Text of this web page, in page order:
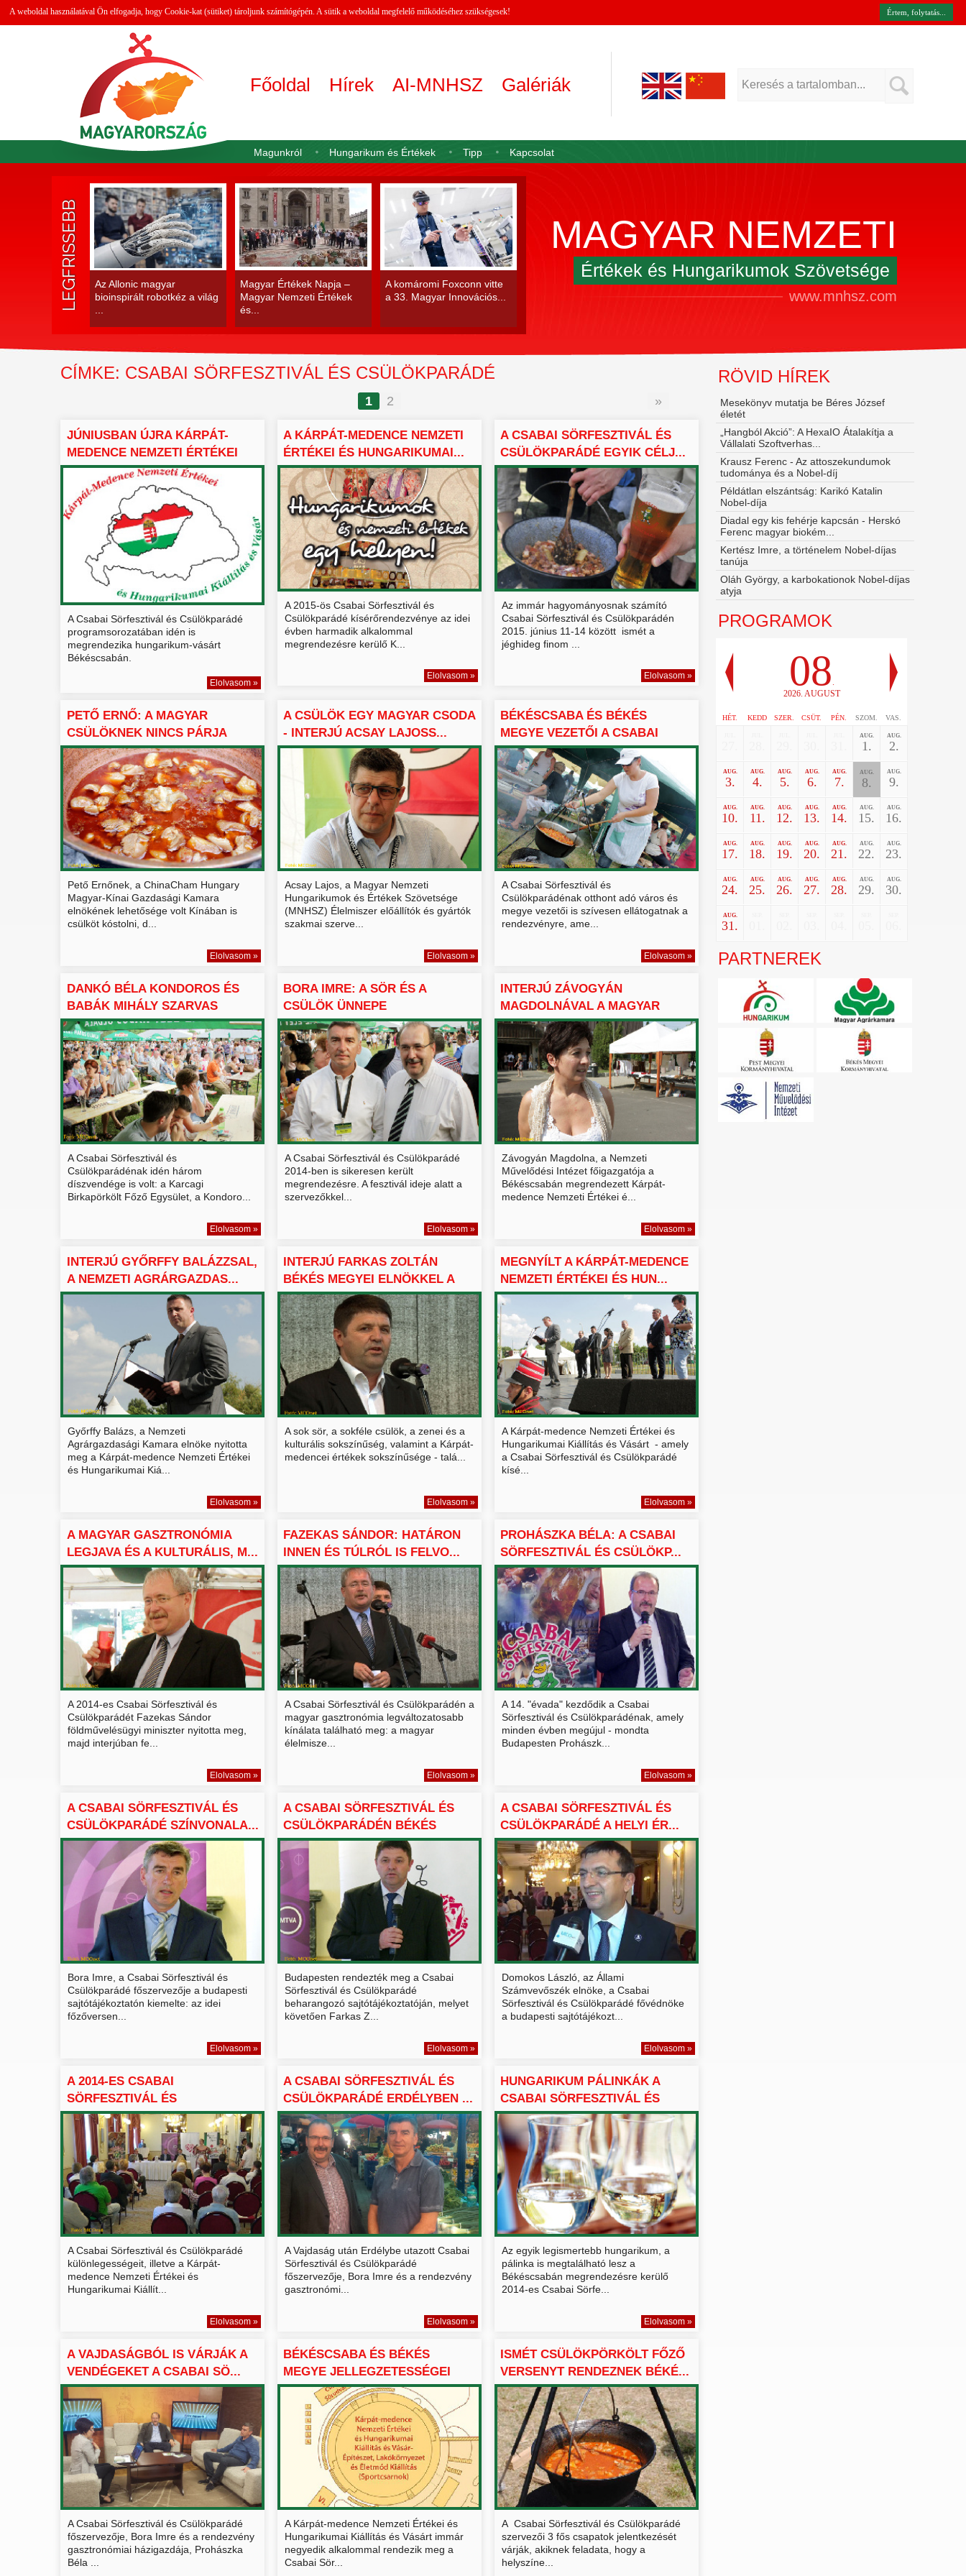
A weboldal használatával Ön elfogadja, hogy Cookie-kat (sütiket) tároljunk számítógépén. A sütik a weboldal megfelelő működéséhez szükségesek! Értem, folytatás...
Főoldal Hírek AI-MNHSZ Galériák
Magunkról Hungarikum és Értékek Tipp Kapcsolat
LEGFRISSEBB
Az Allonic magyar
bioinspirált robotkéz a világ
Magyar Értékek Napja –
Magyar Nemzeti Értékek
és...
A komáromi Foxconn vitte
a 33. Magyar Innovációs...
MAGYAR NEMZETI
Értékek és Hungarikumok Szövetsége
www.mnhsz.com
CÍMKE: CSABAI SÖRFESZTIVÁL ÉS CSÜLÖKPARÁDÉ
1 2 »
JÚNIUSBAN ÚJRA KÁRPÁT-
MEDENCE NEMZETI ÉRTÉKEI
ÉS...
A Csabai Sörfesztivál és Csülökparádé
programsorozatában idén is
megrendezika hungarikum-vásárt
Békéscsabán.
Elolvasom »
A KÁRPÁT-MEDENCE NEMZETI
ÉRTÉKEI ÉS HUNGARIKUMAI...
A 2015-ös Csabai Sörfesztivál és
Csülökparádé kísérőrendezvénye az idei
évben harmadik alkalommal
megrendezésre kerülő K...
Elolvasom »
A CSABAI SÖRFESZTIVÁL ÉS
CSÜLÖKPARÁDÉ EGYIK CÉLJ...
Az immár hagyományosnak számító
Csabai Sörfesztivál és Csülökparádén
2015. június 11-14 között ismét a
jéghideg finom ...
Elolvasom »
PETŐ ERNŐ: A MAGYAR
CSÜLÖKNEK NINCS PÁRJA
Pető Ernőnek, a ChinaCham Hungary
Magyar-Kínai Gazdasági Kamara
elnökének lehetősége volt Kínában is
csülköt kóstolni, d...
Elolvasom »
A CSÜLÖK EGY MAGYAR CSODA
- INTERJÚ ACSAY LAJOSS...
Acsay Lajos, a Magyar Nemzeti
Hungarikumok és Értékek Szövetsége
(MNHSZ) Élelmiszer előállítók és gyártók
szakmai szerve...
Elolvasom »
BÉKÉSCSABA ÉS BÉKÉS
MEGYE VEZETŐI A CSABAI
SÖRFE...
A Csabai Sörfesztivál és
Csülökparádénak otthont adó város és
megye vezetői is szívesen ellátogatnak a
rendezvényre, ame...
Elolvasom »
DANKÓ BÉLA KONDOROS ÉS
BABÁK MIHÁLY SZARVAS
POLG...
A Csabai Sörfesztivál és
Csülökparádénak idén három
díszvendége is volt: a Karcagi
Birkapörkölt Főző Egysület, a Kondoro...
Elolvasom »
BORA IMRE: A SÖR ÉS A
CSÜLÖK ÜNNEPE
BÉKÉSCSABÁN
A Csabai Sörfesztivál és Csülökparádé
2014-ben is sikeresen került
megrendezésre. A fesztivál ideje alatt a
szervezőkkel...
Elolvasom »
INTERJÚ ZÁVOGYÁN
MAGDOLNÁVAL A MAGYAR
ÉRTÉKEK VÁ...
Závogyán Magdolna, a Nemzeti
Művelődési Intézet főigazgatója a
Békéscsabán megrendezett Kárpát-
medence Nemzeti Értékei é...
Elolvasom »
INTERJÚ GYŐRFFY BALÁZZSAL,
A NEMZETI AGRÁRGAZDAS...
Győrffy Balázs, a Nemzeti
Agrárgazdasági Kamara elnöke nyitotta
meg a Kárpát-medence Nemzeti Értékei
és Hungarikumai Kiá...
Elolvasom »
INTERJÚ FARKAS ZOLTÁN
BÉKÉS MEGYEI ELNÖKKEL A
CS...
A sok sör, a sokféle csülök, a zenei és a
kulturális sokszínűség, valamint a Kárpát-
medencei értékek sokszínűsége - talá...
Elolvasom »
MEGNYÍLT A KÁRPÁT-MEDENCE
NEMZETI ÉRTÉKEI ÉS HUN...
A Kárpát-medence Nemzeti Értékei és
Hungarikumai Kiállítás és Vásárt - amely
a Csabai Sörfesztivál és Csülökparádé
kísé...
Elolvasom »
A MAGYAR GASZTRONÓMIA
LEGJAVA ÉS A KULTURÁLIS, M...
A 2014-es Csabai Sörfesztivál és
Csülökparádét Fazekas Sándor
földművelésügyi miniszter nyitotta meg,
majd interjúban fe...
Elolvasom »
FAZEKAS SÁNDOR: HATÁRON
INNEN ÉS TÚLRÓL IS FELVO...
A Csabai Sörfesztivál és Csülökparádén a
magyar gasztronómia legváltozatosabb
kínálata található meg: a magyar
élelmisze...
Elolvasom »
PROHÁSZKA BÉLA: A CSABAI
SÖRFESZTIVÁL ÉS CSÜLÖKP...
A 14. "évada" kezdődik a Csabai
Sörfesztivál és Csülökparádénak, amely
minden évben megújul - mondta
Budapesten Prohászk...
Elolvasom »
A CSABAI SÖRFESZTIVÁL ÉS
CSÜLÖKPARÁDÉ SZÍNVONALA...
Bora Imre, a Csabai Sörfesztivál és
Csülökparádé főszervezője a budapesti
sajtótájékoztatón kiemelte: az idei
főzőversen...
Elolvasom »
A CSABAI SÖRFESZTIVÁL ÉS
CSÜLÖKPARÁDÉN BÉKÉS
MEG...
Budapesten rendezték meg a Csabai
Sörfesztivál és Csülökparádé
beharangozó sajtótájékoztatóján, melyet
követően Farkas Z...
Elolvasom »
A CSABAI SÖRFESZTIVÁL ÉS
CSÜLÖKPARÁDÉ A HELYI ÉR...
Domokos László, az Állami
Számvevőszék elnöke, a Csabai
Sörfesztivál és Csülökparádé fővédnöke
a budapesti sajtótájékozt...
Elolvasom »
A 2014-ES CSABAI
SÖRFESZTIVÁL ÉS
CSÜLÖKPARÁDÉ BU...
A Csabai Sörfesztivál és Csülökparádé
különlegességeit, illetve a Kárpát-
medence Nemzeti Értékei és
Hungarikumai Kiállít...
Elolvasom »
A CSABAI SÖRFESZTIVÁL ÉS
CSÜLÖKPARÁDÉ ERDÉLYBEN ...
A Vajdaság után Erdélybe utazott Csabai
Sörfesztivál és Csülökparádé
főszervezője, Bora Imre és a rendezvény
gasztronómi...
Elolvasom »
HUNGARIKUM PÁLINKÁK A
CSABAI SÖRFESZTIVÁL ÉS
CSÜ...
Az egyik legismertebb hungarikum, a
pálinka is megtalálható lesz a
Békéscsabán megrendezésre kerülő
2014-es Csabai Sörfe...
Elolvasom »
A VAJDASÁGBÓL IS VÁRJÁK A
VENDÉGEKET A CSABAI SÖ...
A Csabai Sörfesztivál és Csülökparádé
főszervezője, Bora Imre és a rendezvény
gasztronómiai házigazdája, Prohászka
Béla ...
BÉKÉSCSABA ÉS BÉKÉS
MEGYE JELLEGZETESSÉGEI
JELEN...
A Kárpát-medence Nemzeti Értékei és
Hungarikumai Kiállítás és Vásárt immár
negyedik alkalommal rendezik meg a
Csabai Sör...
ISMÉT CSÜLÖKPÖRKÖLT FŐZŐ
VERSENYT RENDEZNEK BÉKÉ...
A Csabai Sörfesztivál és Csülökparádé
szervezői 3 fős csapatok jelentkezését
várják, akiknek feladata, hogy a
helyszíne...
RÖVID HÍREK
Mesekönyv mutatja be Béres József
életét
„Hangból Akció”: A HexaIO Átalakítja a
Vállalati Szoftverhas...
Krausz Ferenc - Az attoszekundumok
tudománya és a Nobel‑díj
Példátlan elszántság: Karikó Katalin
Nobel-díja
Diadal egy kis fehérje kapcsán - Herskó
Ferenc magyar biokém...
Kertész Imre, a történelem Nobel-díjas
tanúja
Oláh György, a karbokationok Nobel-díjas
atyja
PROGRAMOK
08 .
2026. AUGUST
HÉT. KEDD SZER. CSÜT. PÉN. SZOM. VAS.
AUG.
1.
AUG.
2.
AUG.
3.
AUG.
4.
AUG.
5.
AUG.
6.
AUG.
7.
AUG.
8.
AUG.
9.
AUG.
10.
AUG.
11.
AUG.
12.
AUG.
13.
AUG.
14.
AUG.
15.
AUG.
16.
AUG.
17.
AUG.
18.
AUG.
19.
AUG.
20.
AUG.
21.
AUG.
22.
AUG.
23.
AUG.
24.
AUG.
25.
AUG.
26.
AUG.
27.
AUG.
28.
AUG.
29.
AUG.
30.
AUG.
31.
PARTNEREK